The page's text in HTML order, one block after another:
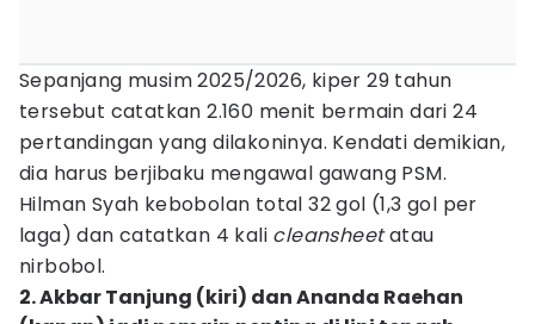
Sepanjang musim 2025/2026, kiper 29 tahun
tersebut catatkan 2.160 menit bermain dari 24
pertandingan yang dilakoninya. Kendati demikian,
dia harus berjibaku mengawal gawang PSM.
Hilman Syah kebobolan total 32 gol (1,3 gol per
laga) dan catatkan 4 kali cleansheetatau
nirbobol.
2. Akbar Tanjung (kiri) dan Ananda Raehan